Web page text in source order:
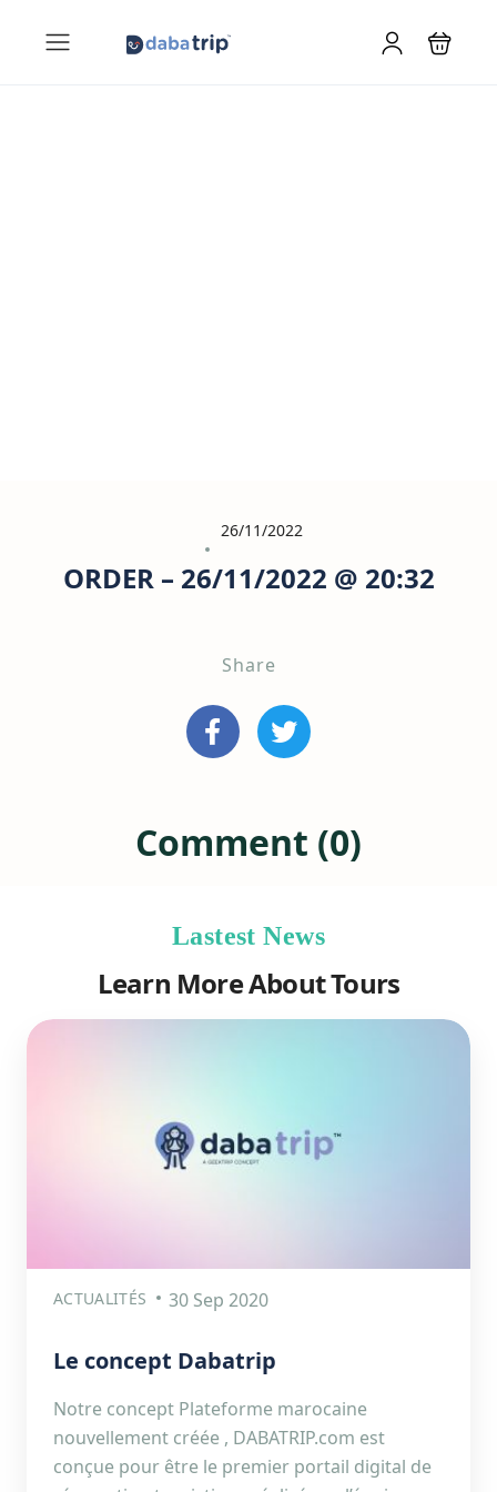
26/11/2022
ORDER – 26/11/2022 @ 20:32
Share
Comment (0)
Lastest News
Learn More About Tours
ACTUALITÉS 30 Sep 2020
Le concept Dabatrip
Notre concept Plateforme marocaine
nouvellement créée , DABATRIP.com est
conçue pour être le premier portail digital de